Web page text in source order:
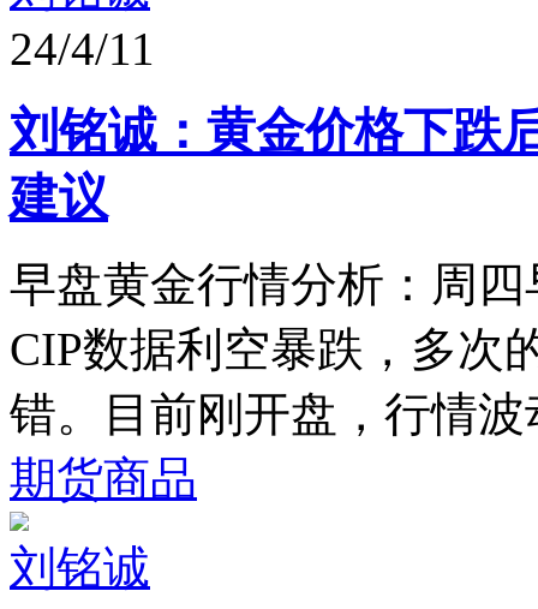
24/4/11
刘铭诚：黄金价格下跌
建议
早盘黄金行情分析：周
CIP数据利空暴跌，多次
错。目前刚开盘，行情
期货商品
刘铭诚